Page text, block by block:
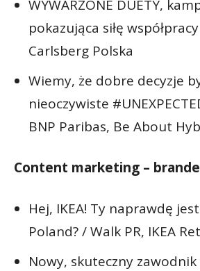
WYWARZONE DUETY,
pokazująca siłę
Carlsberg Polska
Wiemy, że dobre decyzje
nieoczywiste
BNP Paribas, Be About
Content marketing –
Hej, IKEA! Ty naprawdę
Poland? / Walk PR, IKEA
Nowy, skuteczny